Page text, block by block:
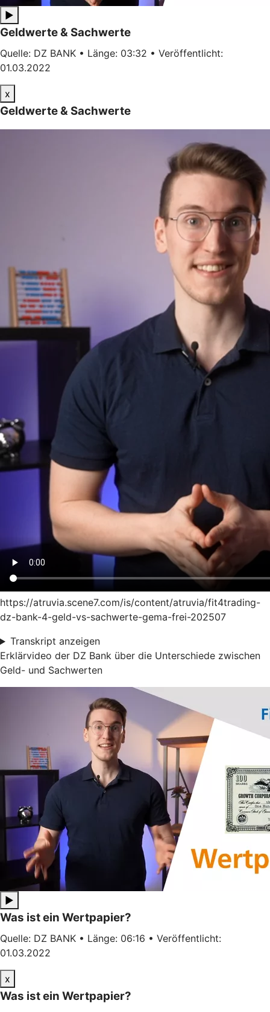
▶
Geldwerte & Sachwerte
Quelle: DZ BANK • Länge: 03:32 • Veröffentlicht:
01.03.2022
x
Geldwerte & Sachwerte
https://atruvia.scene7.com/is/content/atruvia/fit4trading-
dz-bank-4-geld-vs-sachwerte-gema-frei-202507
Transkript anzeigen
Erklärvideo der DZ Bank über die Unterschiede zwischen
Geld- und Sachwerten
▶
Was ist ein Wertpapier?
Quelle: DZ BANK • Länge: 06:16 • Veröffentlicht:
01.03.2022
x
Was ist ein Wertpapier?